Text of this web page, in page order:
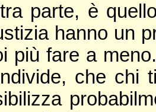
parte, è
hanno un
più fare a
che chi